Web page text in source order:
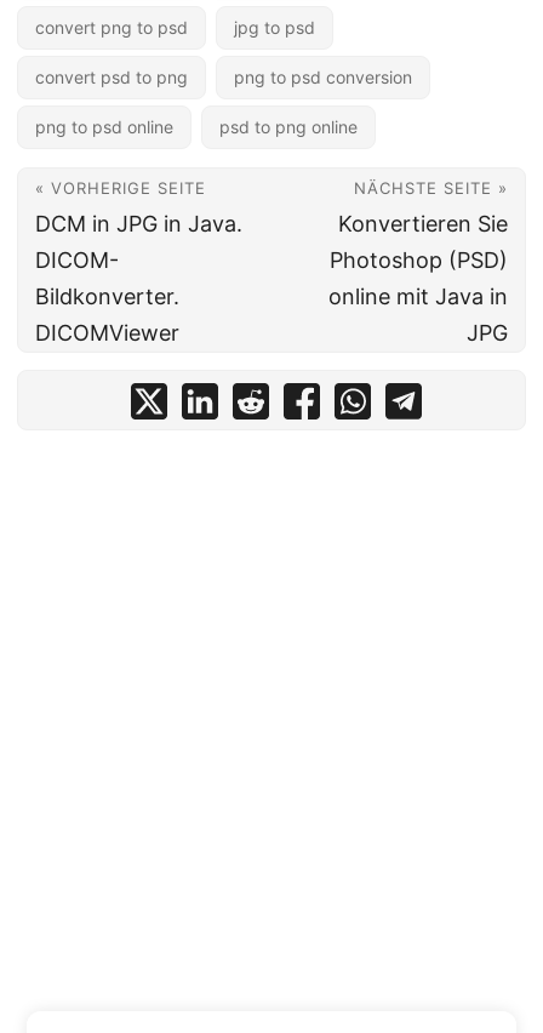
convert png to psd jpg to psd
convert psd to png png to psd conversion
png to psd online psd to png online
« VORHERIGE SEITE
DCM in JPG in Java.
DICOM-
Bildkonverter.
DICOMViewer
NÄCHSTE SEITE »
Konvertieren Sie
Photoshop (PSD)
online mit Java in
JPG